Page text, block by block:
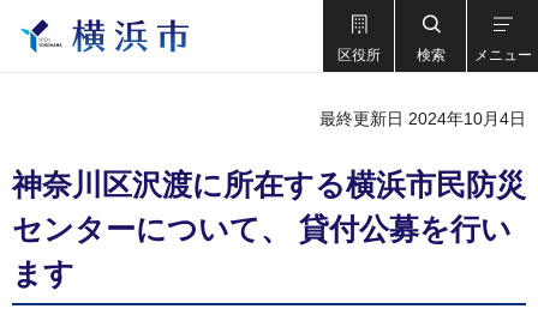
区役所 検索 メニュー
最終更新日 2024年10月4日
神奈川区沢渡に所在する横浜市民防災
センターについて、 貸付公募を行い
ます